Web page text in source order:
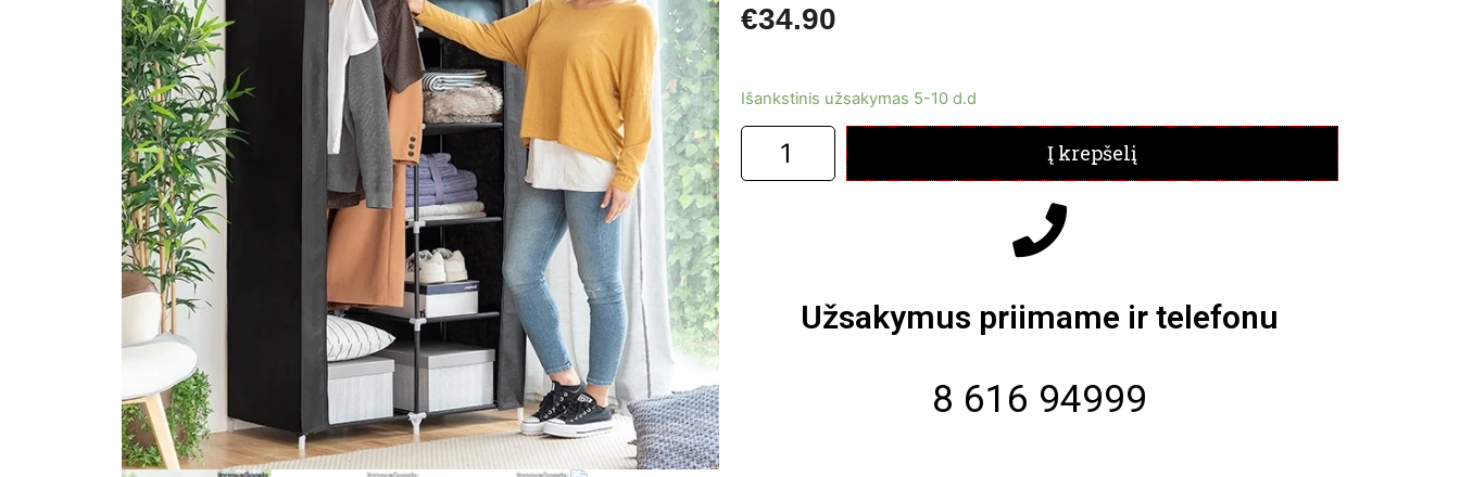
€34.90
Išankstinis užsakymas 5-10 d.d
Į krepšelį
Užsakymus priimame ir telefonu
8 616 94999